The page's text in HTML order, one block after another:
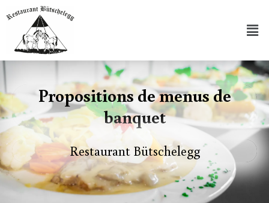
Propositions de menus de
banquet
Restaurant Bütschelegg